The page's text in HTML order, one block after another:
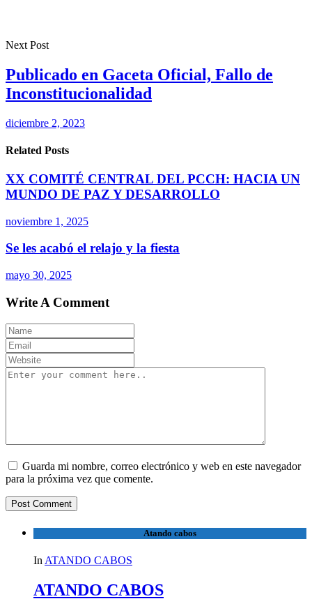
Next Post
Publicado en Gaceta Oficial, Fallo de
Inconstitucionalidad
diciembre 2, 2023
Related Posts
XX COMITÉ CENTRAL DEL PCCH: HACIA UN
MUNDO DE PAZ Y DESARROLLO
noviembre 1, 2025
Se les acabó el relajo y la fiesta
mayo 30, 2025
Write A Comment
Guarda mi nombre, correo electrónico y web en este navegador
para la próxima vez que comente.
Atando cabos
In ATANDO CABOS
ATANDO CABOS